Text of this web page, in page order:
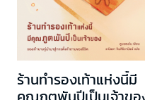
ร้านทำรองเท้าแห่งนี้มี